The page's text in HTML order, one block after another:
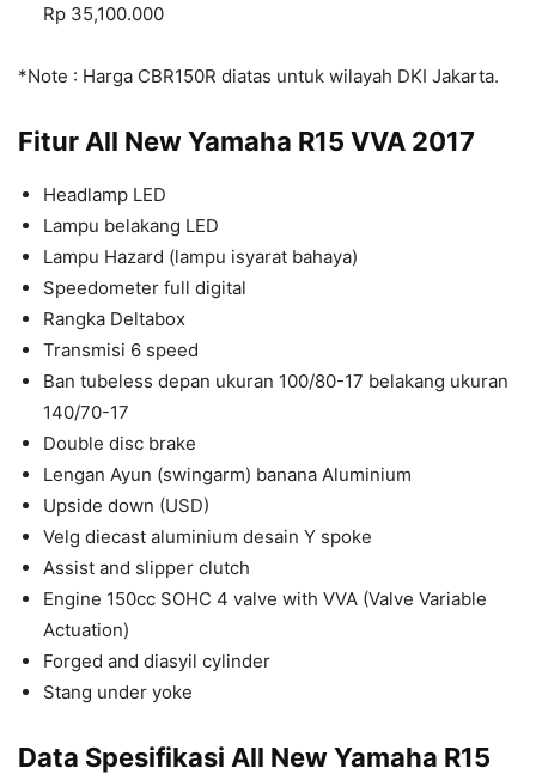
Rp 35,100.000
*Note : Harga CBR150R diatas untuk wilayah DKI Jakarta.
Fitur All New Yamaha R15 VVA 2017
Headlamp LED
Lampu belakang LED
Lampu Hazard (lampu isyarat bahaya)
Speedometer full digital
Rangka Deltabox
Transmisi 6 speed
Ban tubeless depan ukuran 100/80-17 belakang ukuran
140/70-17
Double disc brake
Lengan Ayun (swingarm) banana Aluminium
Upside down (USD)
Velg diecast aluminium desain Y spoke
Assist and slipper clutch
Engine 150cc SOHC 4 valve with VVA (Valve Variable
Actuation)
Forged and diasyil cylinder
Stang under yoke
Data Spesifikasi All New Yamaha R15